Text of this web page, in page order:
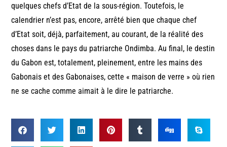
quelques chefs d’Etat de la sous-région. Toutefois, le
calendrier n’est pas, encore, arrêté bien que chaque chef
d’Etat soit, déjà, parfaitement, au courant, de la réalité des
choses dans le pays du patriarche Ondimba. Au final, le destin
du Gabon est, totalement, pleinement, entre les mains des
Gabonais et des Gabonaises, cette « maison de verre » où rien
ne se cache comme aimait à le dire le patriarche.